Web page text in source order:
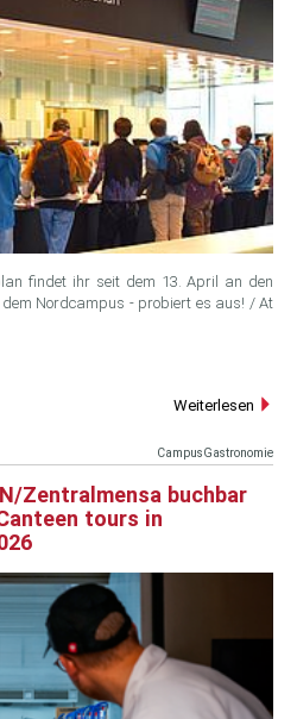
findet ihr seit dem 13. April an den
Nordcampus - probiert es aus! / At
Weiterlesen
CampusGastronomie
Zentralmensa buchbar
tours in